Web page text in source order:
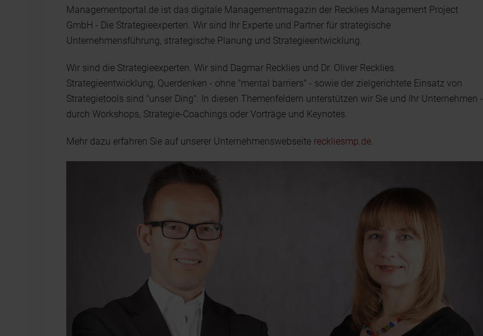
Managementportal.de ist das digitale Managementmagazin der Recklies Management Project
GmbH - Die Strategieexperten. Wir sind Ihr Experte und Partner für strategische
Unternehmensführung, strategische Planung und Strategieentwicklung.
Wir sind die Strategieexperten. Wir sind Dagmar Recklies und Dr. Oliver Recklies.
Strategieentwicklung, Querdenken - ohne "mental barriers" - sowie der zielgerichtete Einsatz von
Strategietools sind "unser Ding". In diesen Themenfeldern unterstützen wir Sie und Ihr Unternehmen -
durch Workshops, Strategie-Coachings oder Vorträge und Keynotes.
Mehr dazu erfahren Sie auf unserer Unternehmenswebseite reckliesmp.de.